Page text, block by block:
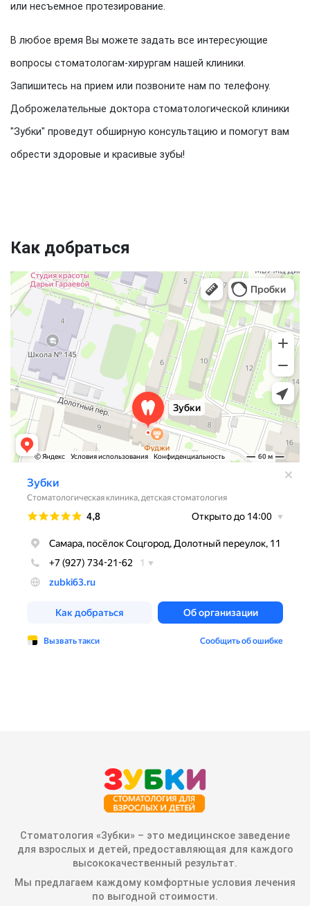
или несъемное протезирование.
В любое время Вы можете задать все интересующие
вопросы стоматологам-хирургам нашей клиники.
Запишитесь на прием или позвоните нам по телефону.
Доброжелательные доктора стоматологической клиники
"Зубки" проведут обширную консультацию и помогут вам
обрести здоровые и красивые зубы!
Как добраться
Стоматология «Зубки» – это медицинское заведение
для взрослых и детей, предоставляющая для каждого
высококачественный результат.
Мы предлагаем каждому комфортные условия лечения
по выгодной стоимости.